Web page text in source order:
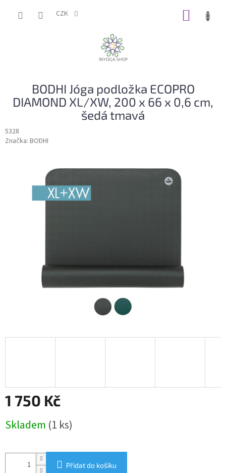
CZK
BODHI Jóga podložka ECOPRO
DIAMOND XL/XW, 200 x 66 x 0,6 cm,
šedá tmavá
5328
Značka: BODHI
1 750 Kč
cena:
Skladem (1 ks)
Přidat do košíku